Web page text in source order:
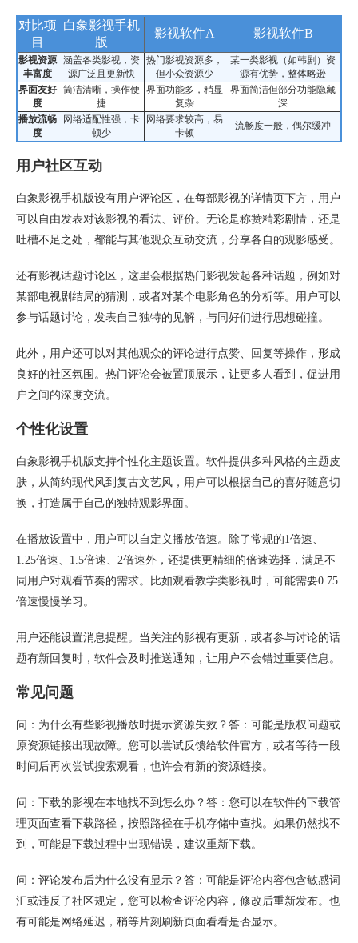
对比项
目
白象影视手机
版
影视软件A 影视软件B
影视资源
丰富度
涵盖各类影视，资
源广泛且更新快
热门影视资源多，
但小众资源少
某一类影视（如韩剧）资
源有优势，整体略逊
界面友好
度
简洁清晰，操作便
捷
界面功能多，稍显
复杂
界面简洁但部分功能隐藏
深
播放流畅
度
网络适配性强，卡
顿少
网络要求较高，易
卡顿
流畅度一般，偶尔缓冲
用户社区互动
白象影视手机版设有用户评论区，在每部影视的详情页下方，用户
可以自由发表对该影视的看法、评价。无论是称赞精彩剧情，还是
吐槽不足之处，都能与其他观众互动交流，分享各自的观影感受。
还有影视话题讨论区，这里会根据热门影视发起各种话题，例如对
某部电视剧结局的猜测，或者对某个电影角色的分析等。用户可以
参与话题讨论，发表自己独特的见解，与同好们进行思想碰撞。
此外，用户还可以对其他观众的评论进行点赞、回复等操作，形成
良好的社区氛围。热门评论会被置顶展示，让更多人看到，促进用
户之间的深度交流。
个性化设置
白象影视手机版支持个性化主题设置。软件提供多种风格的主题皮
肤，从简约现代风到复古文艺风，用户可以根据自己的喜好随意切
换，打造属于自己的独特观影界面。
在播放设置中，用户可以自定义播放倍速。除了常规的1倍速、
1.25倍速、1.5倍速、2倍速外，还提供更精细的倍速选择，满足不
同用户对观看节奏的需求。比如观看教学类影视时，可能需要0.75
倍速慢慢学习。
用户还能设置消息提醒。当关注的影视有更新，或者参与讨论的话
题有新回复时，软件会及时推送通知，让用户不会错过重要信息。
常见问题
问：为什么有些影视播放时提示资源失效？答：可能是版权问题或
原资源链接出现故障。您可以尝试反馈给软件官方，或者等待一段
时间后再次尝试搜索观看，也许会有新的资源链接。
问：下载的影视在本地找不到怎么办？答：您可以在软件的下载管
理页面查看下载路径，按照路径在手机存储中查找。如果仍然找不
到，可能是下载过程中出现错误，建议重新下载。
问：评论发布后为什么没有显示？答：可能是评论内容包含敏感词
汇或违反了社区规定，您可以检查评论内容，修改后重新发布。也
有可能是网络延迟，稍等片刻刷新页面看看是否显示。